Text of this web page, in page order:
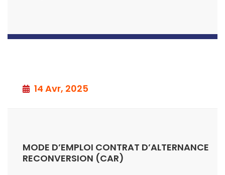
14 Avr, 2025
MODE D’EMPLOI CONTRAT D’ALTERNANCE
RECONVERSION (CAR)